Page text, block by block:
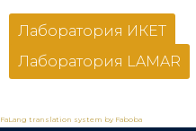
Лаборатория ИКЕТ
Лаборатория LAMAR
FaLang translation system by Faboba